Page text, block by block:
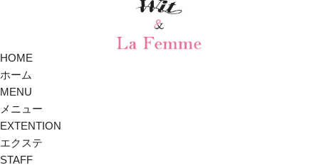
HOME
ホーム
MENU
メニュー
EXTENTION
エクステ
STAFF